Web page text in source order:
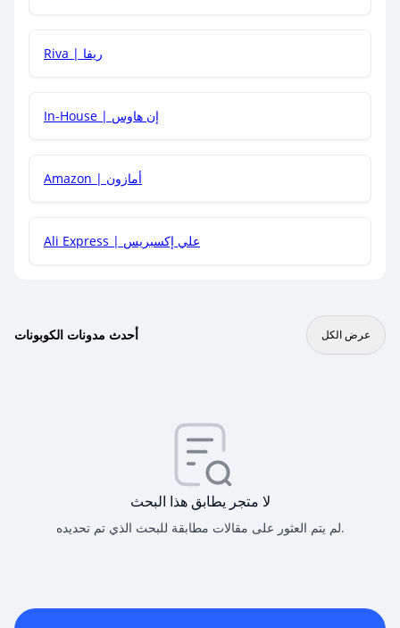
هل يمكنني جمع كود خصم مع العروض الأخرى؟
Riva | ريفا
In-House | إن هاوس
Amazon | أمازون
Ali Express | علي إكسبريس
أحدث مدونات الكوبونات عرض الكل
لا متجر يطابق هذا البحث
لم يتم العثور على مقالات مطابقة للبحث الذي تم تحديده.